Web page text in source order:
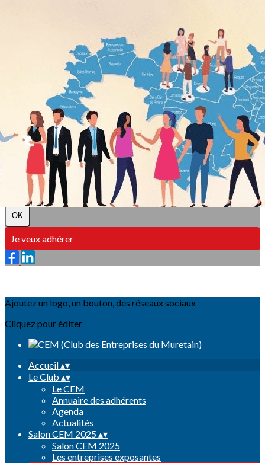
Exporter les lignes sélectionnées
Exporter toutes les colonnes
Exporter uniquement les colonnes affichées
Images de la page d'accueil
Cliquez pour éditer
Texte, bouton et/ou inscription à la newsletter
Cliquez pour éditer
L e Club des Entreprises du Muretain
Je m'abonne à la newsletter
OK
Je veux adhérer
Ajoutez un logo, un bouton, des réseaux sociaux
Cliquez pour éditer
Accueil▴▾
Le Club ▴▾
Le CEM
Annuaire des adhérents
Agenda
Actualités
Salon CEM 2025▴▾
Salon CEM 2025
Les entreprises exposantes